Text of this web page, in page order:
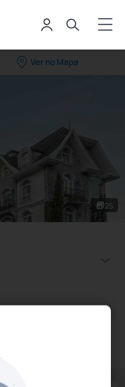
Ver no Mapa
25